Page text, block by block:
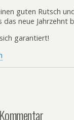
guten Rutsch
das neue Jahrzehnt
garantiert!